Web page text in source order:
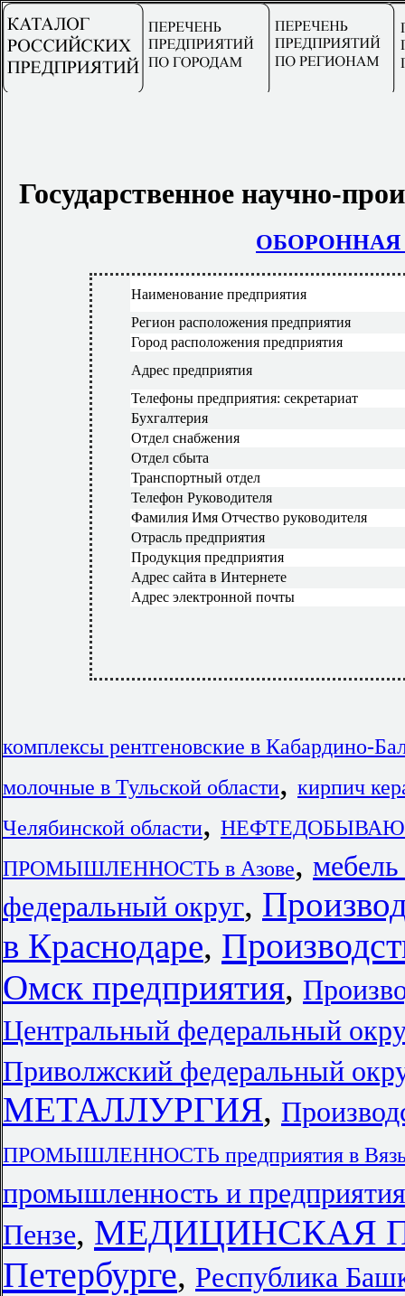
Государственное научно-
Наименование предприятия
Регион расположения предприятия
Город расположения предприятия
Адрес предприятия
Телефоны предприятия: секретариат
Бухгалтерия
Отдел снабжения
Отдел сбыта
Транспортный отдел
Телефон Руководителя
Фамилия Имя Отчество руководителя
Отрасль предприятия
Продукция предприятия
Адрес сайта в Интернете
Адрес электронной почты
комплексы рентгеновские в Кабардино-
молочные в Тульской области, кирпич
Челябинской области,
ПРОМЫШЛЕННОСТЬ в Азове,
федеральный округ,
в Краснодаре,
Омск предприятия,
Центральный федеральный
Приволжский федеральный
МЕТАЛЛУРГИЯ,
ПРОМЫШЛЕННОСТЬ предприятия в
промышленность и предприятия
Пензе, МЕДИЦИНСКАЯ
Петербурге, Республика